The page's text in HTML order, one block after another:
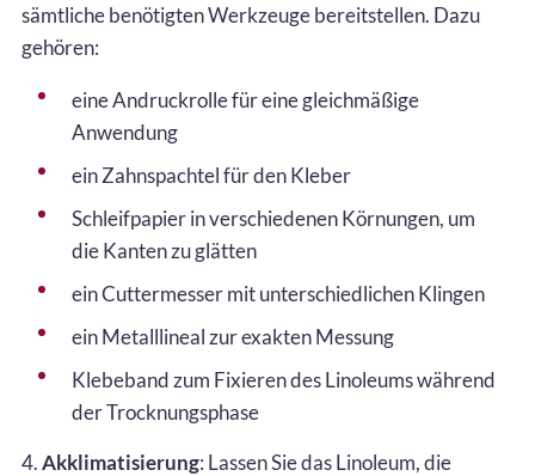
sämtliche benötigten Werkzeuge bereitstellen. Dazu
gehören:
eine Andruckrolle für eine gleichmäßige
Anwendung
ein Zahnspachtel für den Kleber
Schleifpapier in verschiedenen Körnungen, um
die Kanten zu glätten
ein Cuttermesser mit unterschiedlichen Klingen
ein Metalllineal zur exakten Messung
Klebeband zum Fixieren des Linoleums während
der Trocknungsphase
4.Akklimatisierung: Lassen Sie das Linoleum, die